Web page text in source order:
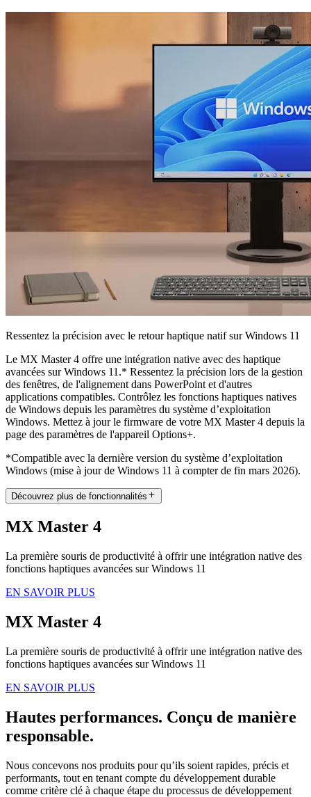
Ressentez la précision avec le retour haptique natif sur Windows 11
Le MX Master 4 offre une intégration native avec des haptique
avancées sur Windows 11.* Ressentez la précision lors de la gestion
des fenêtres, de l'alignement dans PowerPoint et d'autres
applications compatibles. Contrôlez les fonctions haptiques natives
de Windows depuis les paramètres du système d’exploitation
Windows. Mettez à jour le firmware de votre MX Master 4 depuis la
page des paramètres de l'appareil Options+.
*Compatible avec la dernière version du système d’exploitation
Windows (mise à jour de Windows 11 à compter de fin mars 2026).
Découvrez plus de fonctionnalités
MX Master 4
La première souris de productivité à offrir une intégration native des
fonctions haptiques avancées sur Windows 11
EN SAVOIR PLUS
MX Master 4
La première souris de productivité à offrir une intégration native des
fonctions haptiques avancées sur Windows 11
EN SAVOIR PLUS
Hautes performances. Conçu de manière
responsable.
Nous concevons nos produits pour qu’ils soient rapides, précis et
performants, tout en tenant compte du développement durable
comme critère clé à chaque étape du processus de développement